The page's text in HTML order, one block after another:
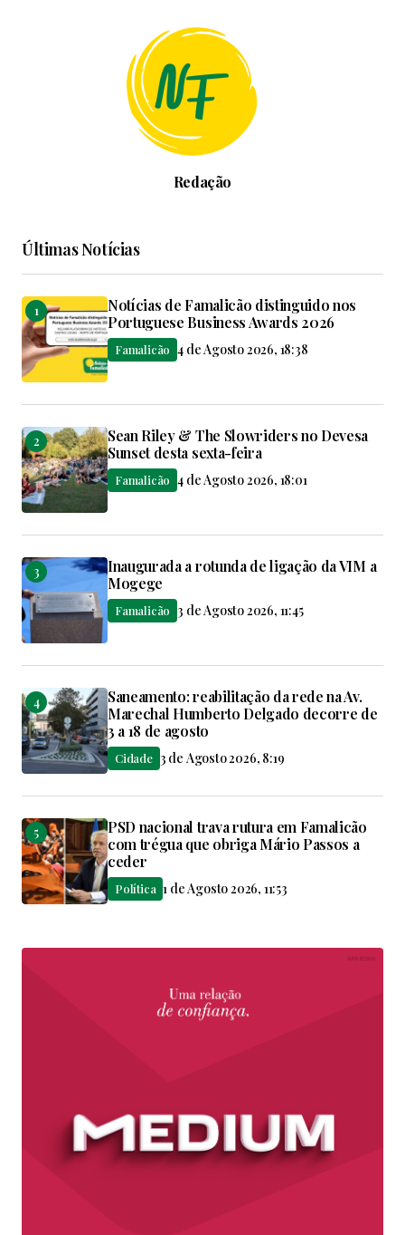
Redação
Últimas Notícias
Notícias de Famalicão distinguido nos
Portuguese Business Awards 2026
Famalicão 4 de Agosto 2026, 18:38
Sean Riley & The Slowriders no Devesa
Sunset desta sexta-feira
Famalicão 4 de Agosto 2026, 18:01
Inaugurada a rotunda de ligação da VIM a
Mogege
Famalicão 3 de Agosto 2026, 11:45
Saneamento: reabilitação da rede na Av.
Marechal Humberto Delgado decorre de
3 a 18 de agosto
Cidade 3 de Agosto 2026, 8:19
PSD nacional trava rutura em Famalicão
com trégua que obriga Mário Passos a
ceder
Política 1 de Agosto 2026, 11:53